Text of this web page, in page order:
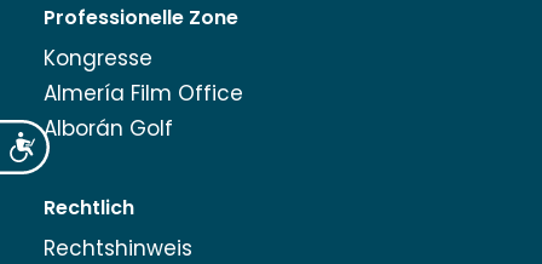
Accesibilidad
Professionelle Zone
Kongresse
Almería Film Office
Alborán Golf
Rechtlich
Rechtshinweis